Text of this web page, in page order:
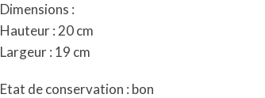
Dimensions :
Hauteur : 20 cm
Largeur : 19 cm
Etat de conservation : bon